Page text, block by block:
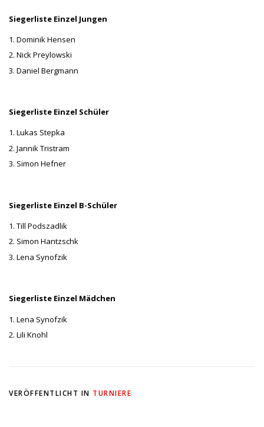
Siegerliste Einzel Jungen
1. Dominik Hensen
2. Nick Preylowski
3. Daniel Bergmann
Siegerliste Einzel Schüler
1. Lukas Stepka
2. Jannik Tristram
3. Simon Hefner
Siegerliste Einzel B-Schüler
1. Till Podszadlik
2. Simon Hantzschk
3. Lena Synofzik
Siegerliste Einzel Mädchen
1. Lena Synofzik
2. Lili Knohl
VERÖFFENTLICHT IN TURNIERE